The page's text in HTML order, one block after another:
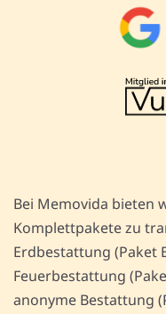
Bei Memovida bieten
Komplettpakete zu
Erdbestattung (Paket
Feuerbestattung
anonyme Bestattung